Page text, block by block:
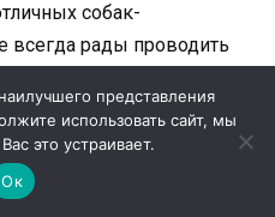
собак-
всегда рады проводить
условиям и отлично
в доме.
представления
использовать сайт, мы
это устраивает.
Ок